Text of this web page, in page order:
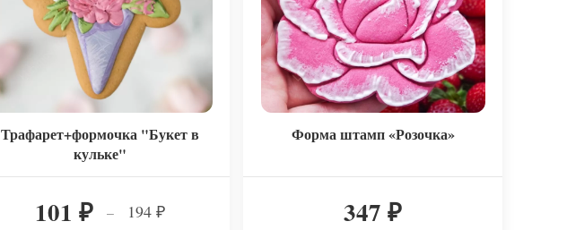
Трафарет+формочка "Букет в
кульке"
101₽ – 194₽
Форма штамп «Розочка»
347₽